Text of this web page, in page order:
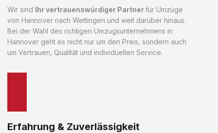
Wir sind Ihr vertrauenswürdiger Partnerfür Umzüge
von Hannover nach Wettingen und weit darüber hinaus.
Bei der Wahl des richtigen Umzugsunternehmens in
Hannover geht es nicht nur um den Preis, sondern auch
um Vertrauen, Qualität und individuellen Service.
Erfahrung & Zuverlässigkeit